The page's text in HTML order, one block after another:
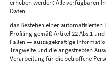
erhoben werden: Alle verfügbaren
Daten
das Bestehen einer
Profiling gemäß Artikel 22 Abs.1
Fällen — aussagekräftige
Tragweite und die angestrebten
Verarbeitung für die betroffene